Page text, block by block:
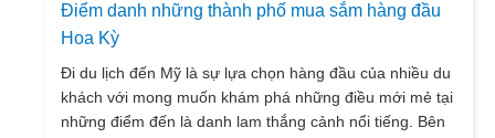
Điểm danh những thành phố mua sắm hàng đầu
Hoa Kỳ
Đi du lịch đến Mỹ là sự lựa chọn hàng đầu của nhiều du
khách với mong muốn khám phá những điều mới mẻ tại
những điểm đến là danh lam thắng cảnh nổi tiếng. Bên